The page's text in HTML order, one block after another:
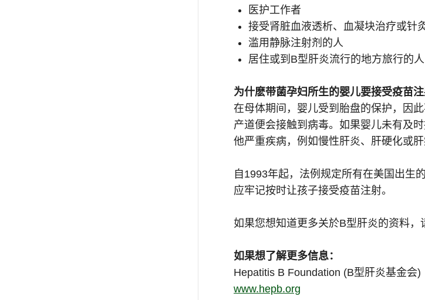
医护工作者
接受肾脏血液透析、血凝块治疗或针
滥用静脉注射剂的人
居住或到B型肝炎流行的地方旅行的人
为什麽带菌孕妇所生的婴儿要接受疫苗注
在母体期间，婴儿受到胎盘的保护，因
产道便会接触到病毒。如果婴儿未有及
他严重疾病，例如慢性肝炎、肝硬化或肝
自1993年起，法例规定所有在美国出生
应牢记按时让孩子接受疫苗注射。
如果您想知道更多关於B型肝炎的资料，
如果想了解更多信息：
Hepatitis B Foundation (B型肝炎基金会)
www.hepb.org